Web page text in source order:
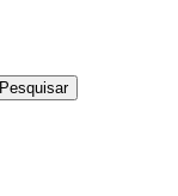
Pesquisar